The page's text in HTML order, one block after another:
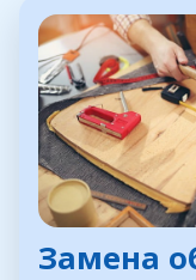
Замена